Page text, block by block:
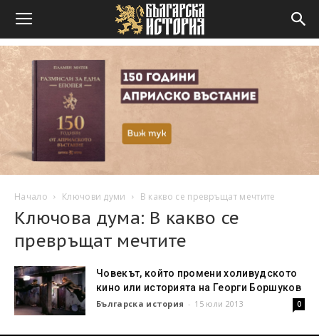
Начало Ключови думи В какво се превръщат мечтите
Ключова дума: В какво се
превръщат мечтите
Човекът, който промени холивудското
кино или историята на Георги Боршуков
Българска история - 15 юли 2013 0